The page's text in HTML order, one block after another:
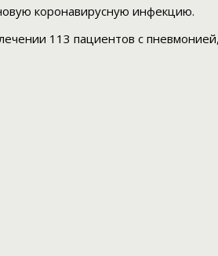
коронавирусную инфекцию.
113 пациентов с